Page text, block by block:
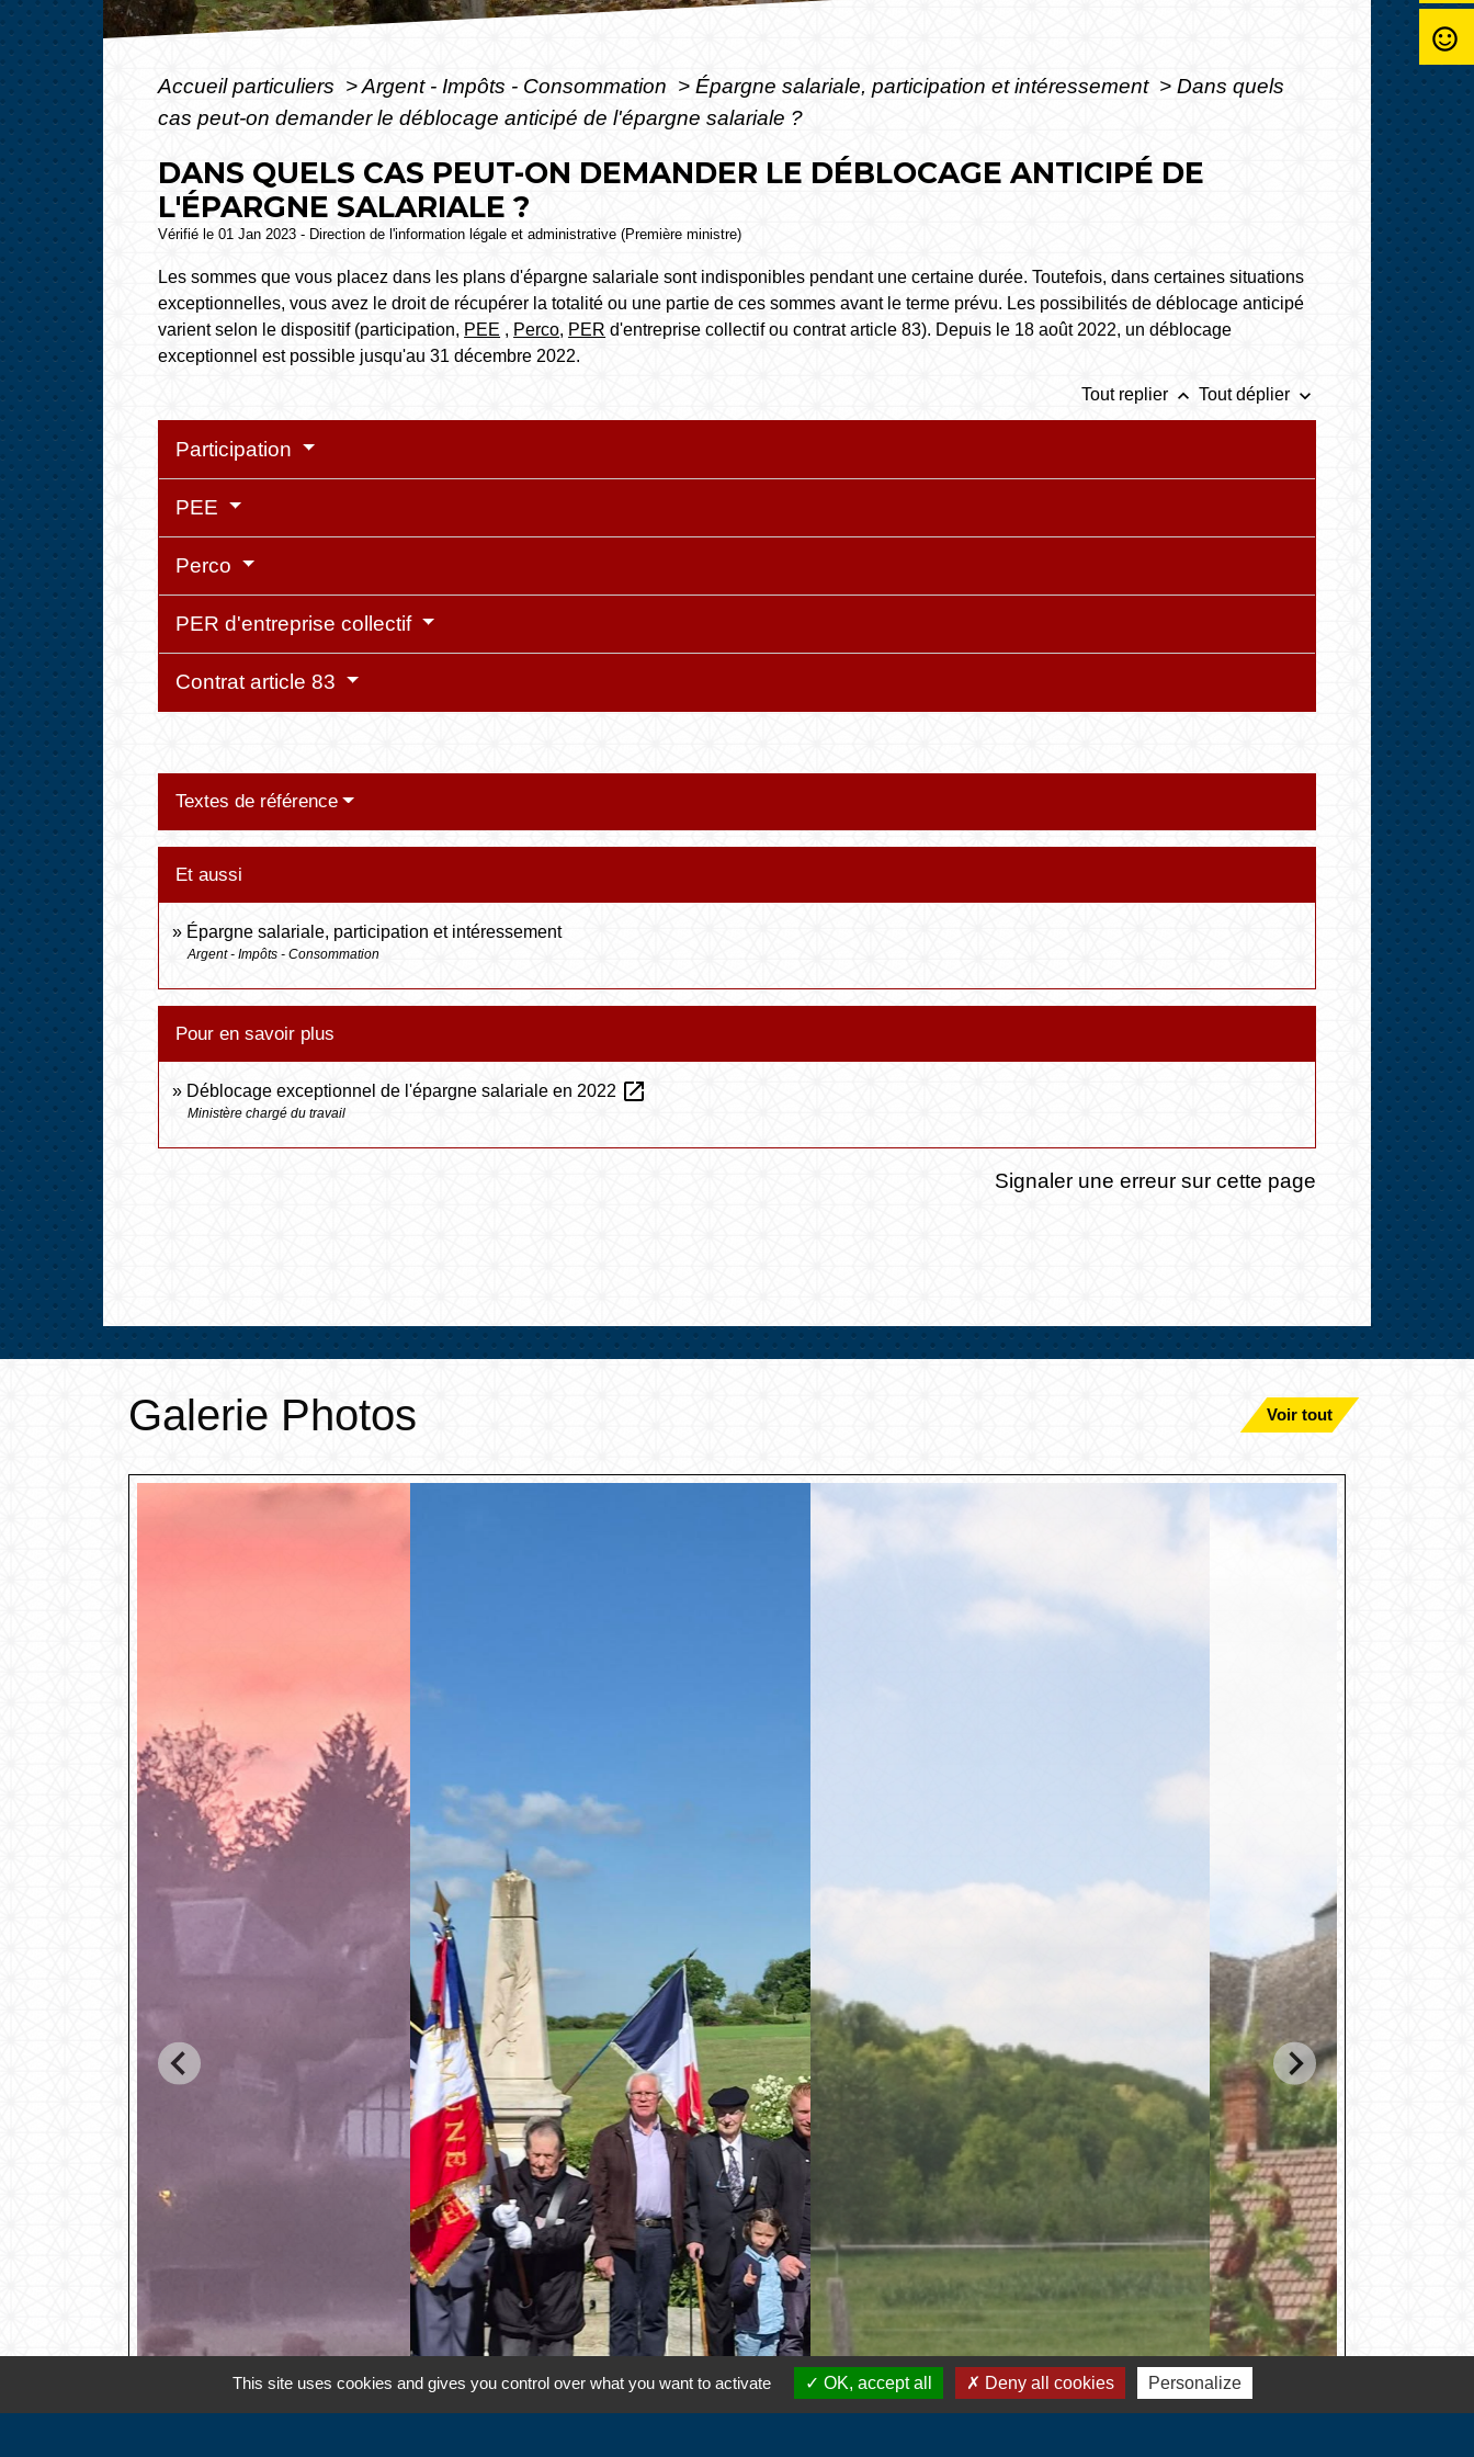
Accueil particuliers >Argent - Impôts - Consommation > Épargne salariale, participation et intéressement > Dans quels
cas peut-on demander le déblocage anticipé de l'épargne salariale ?
DANS QUELS CAS PEUT-ON DEMANDER LE DÉBLOCAGE ANTICIPÉ DE
L'ÉPARGNE SALARIALE ?
Vérifié le 01 Jan 2023 - Direction de l'information légale et administrative (Première ministre)
Les sommes que vous placez dans les plans d'épargne salariale sont indisponibles pendant une certaine durée. Toutefois, dans certaines situations
exceptionnelles, vous avez le droit de récupérer la totalité ou une partie de ces sommes avant le terme prévu. Les possibilités de déblocage anticipé
varient selon le dispositif (participation, PEE , Perco, PER d'entreprise collectif ou contrat article 83). Depuis le 18 août 2022, un déblocage
exceptionnel est possible jusqu'au 31 décembre 2022.
Tout replier keyboard_arrow_up Tout déplier keyboard_arrow_down
Participation
PEE
Perco
PER d'entreprise collectif
Contrat article 83
Textes de référence
Et aussi
Épargne salariale, participation et intéressement
Argent - Impôts - Consommation
Pour en savoir plus
Déblocage exceptionnel de l'épargne salariale en 2022 open_in_new
Ministère chargé du travail
Signaler une erreur sur cette page
Galerie Photos Voir tout
sentiment_satisfied_alt
This site uses cookies and gives you control over what you want to activate OK, accept all Deny all cookies Personalize